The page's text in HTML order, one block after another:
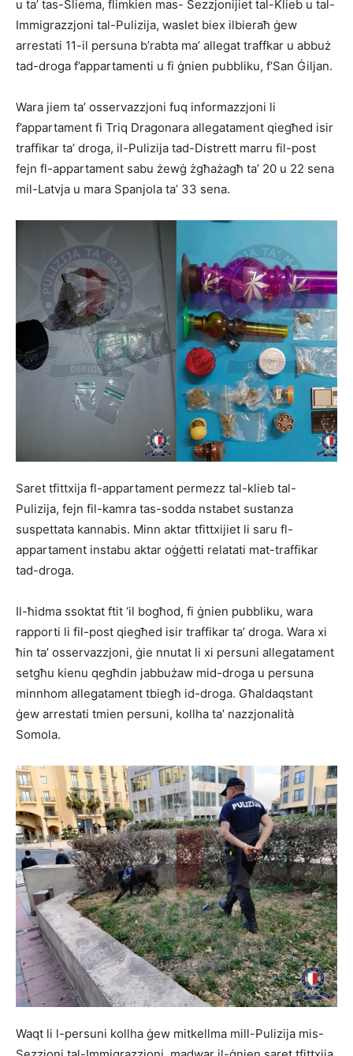
u ta’ tas-Sliema, flimkien mas- Sezzjonijiet tal-Klieb u tal-
Immigrazzjoni tal-Pulizija, waslet biex ilbieraħ ġew
arrestati 11-il persuna b’rabta ma’ allegat traffkar u abbuż
tad-droga f’appartamenti u fi ġnien pubbliku, f’San Ġiljan.
Wara jiem ta’ osservazzjoni fuq informazzjoni li
f’appartament fi Triq Dragonara allegatament qiegħed isir
traffikar ta’ droga, il-Pulizija tad-Distrett marru fil-post
fejn fl-appartament sabu żewġ żgħażagħ ta’ 20 u 22 sena
mil-Latvja u mara Spanjola ta’ 33 sena.
Saret tfittxija fl-appartament permezz tal-klieb tal-
Pulizija, fejn fil-kamra tas-sodda nstabet sustanza
suspettata kannabis. Minn aktar tfittxijiet li saru fl-
appartament instabu aktar oġġetti relatati mat-traffikar
tad-droga.
Il-ħidma ssoktat ftit ‘il bogħod, fi ġnien pubbliku, wara
rapporti li fil-post qiegħed isir traffikar ta’ droga. Wara xi
ħin ta’ osservazzjoni, ġie nnutat li xi persuni allegatament
setgħu kienu qegħdin jabbużaw mid-droga u persuna
minnhom allegatament tbiegħ id-droga. Għaldaqstant
ġew arrestati tmien persuni, kollha ta’ nazzjonalità
Somola.
Waqt li l-persuni kollha ġew mitkellma mill-Pulizija mis-